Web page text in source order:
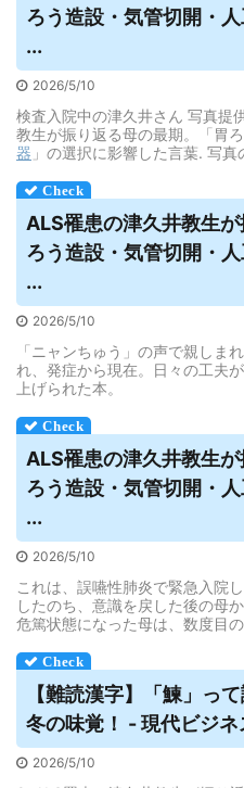
ろう造設・気管切開・
...
2026/5/10
検査入院中の津久井さん 写真提
教生が振り返る母の最期。「胃
器 」の選択に影響した言葉. 写真
ALS罹患の津久井教生
ろう造設・気管切開・
...
2026/5/10
「ニャンちゅう」の声で親しま
れ、発症から現在。日々の工夫
上げられた本。
ALS罹患の津久井教生
ろう造設・気管切開・
...
2026/5/10
これは、誤嚥性肺炎で緊急入院し
したのち、意識を戻した後の母
危篤状態になった母は、数度目
【難読漢字】「鰊」っ
冬の味覚！ - 現代ビジネ
2026/5/10